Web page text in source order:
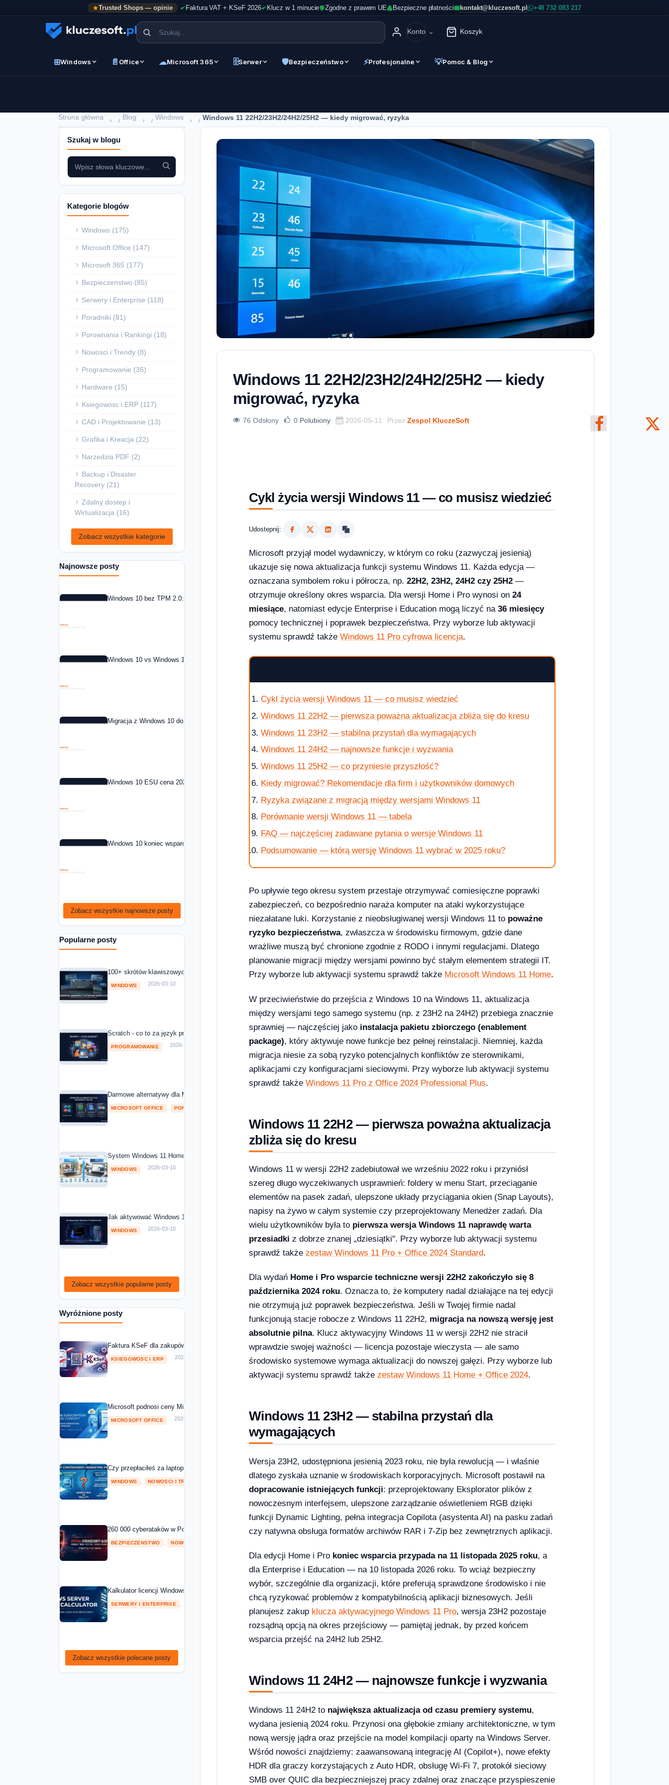
Trusted Shops — opinie Faktura VAT + KSeF 2026 Klucz w 1 minucie Zgodne z prawem UE Bezpieczne płatności kontakt@kluczesoft.pl
Konto Koszyk
⊞Windows 📄 Office ☁Microsoft 365 🗄Serwer 🛡Bezpieczeństwo ⚡Profesjonalne 💡Pomoc & Blog
Strona główna › Blog › Windows › Windows 11 22H2/23H2/24H2/25H2 — kiedy migrować, ryzyka
Szukaj w blogu
Kategorie blogów
Windows (175)
Microsoft Office (147)
Microsoft 365 (177)
Bezpieczenstwo (85)
Serwery i Enterprise (118)
Poradniki (81)
Porownania i Rankingi (18)
Nowosci i Trendy (8)
Programowanie (35)
Hardware (15)
Ksiegowosc i ERP (117)
CAD i Projektowanie (13)
Grafika i Kreacja (22)
Narzedzia PDF (2)
Backup i Disaster
Recovery (21)
Zdalny dostep i
Wirtualizacja (16)
Zobacz wszystkie kategorie
Najnowsze posty
Windows 10 bez TPM 2.0: co zrobic w 2026?
Windows 10 vs Windows 11: czy warto aktualizowac w 2026?
Migracja z Windows 10 do Windows 11 krok po kroku
Windows 10 ESU cena 2026: co to jest i jak kupic?
Windows 10 koniec wsparcia: co dalej w 2026 roku?
Zobacz wszystkie najnowsze posty
Popularne posty
100+ skrótów klawiszowych Windows 11 i 10 — kompletna ściąga [2026]
WINDOWS 2026-03-10
Scratch - co to za język programowania?
PROGRAMOWANIE 2026-03-10
Darmowe alternatywy dla Microsoft Office — porównanie 6 pakietów w 2026
MICROSOFT OFFICE POROWNANIA I RANKINGI
System Windows 11 Home vs Windows 11 Pro – porównanie wersji systemów operacyjny
WINDOWS 2026-03-10
Jak aktywować Windows 11 telefonicznie — aktywacja przez telefon krok po kroku [2026]
WINDOWS 2026-03-10
Zobacz wszystkie popularne posty
Wyróżnione posty
Faktura KSeF dla zakupów Microsoft 2026 — co musi wiedzieć dział IT i księgowość
KSIEGOWOSC I ERP 2026-05-01
Microsoft podnosi ceny Microsoft 365 o 13-33% od lipca 2026 — co to oznacza dla Twojej firmy?
MICROSOFT OFFICE 2026-04-08
Czy przepłaciłeś za laptopa z NPU? Microsoft zmienił reguły — producenci i użytkownicy na lodzie
WINDOWS NOWOSCI I TRENDY
260 000 cyberataków w Polsce w 2025 roku — a 71% małych firm wciąż twierdzi, że to ich nie dotyczy
BEZPIECZENSTWO NOWOSCI I TRENDY
Kalkulator licencji Windows Server — oblicz ile potrzebujesz [2026]
SERWERY I ENTERPRISE 2026-04-03
Zobacz wszystkie polecane posty
Windows 11 22H2/23H2/24H2/25H2 — kiedy
migrować, ryzyka
76 Odsłony 0 Polubiony 2026-05-11 Przez Zespol KluczeSoft
Cykl życia wersji Windows 11 — co musisz wiedzieć
Udostepnij:
Microsoft przyjął model wydawniczy, w którym co roku (zazwyczaj jesienią)
ukazuje się nowa aktualizacja funkcji systemu Windows 11. Każda edycja —
oznaczana symbolem roku i półrocza, np. 22H2, 23H2, 24H2 czy 25H2 —
otrzymuje określony okres wsparcia. Dla wersji Home i Pro wynosi on 24
miesiące, natomiast edycje Enterprise i Education mogą liczyć na 36 miesięcy
pomocy technicznej i poprawek bezpieczeństwa. Przy wyborze lub aktywacji
systemu sprawdź także Windows 11 Pro cyfrowa licencja.
Cykl życia wersji Windows 11 — co musisz wiedzieć
Windows 11 22H2 — pierwsza poważna aktualizacja zbliża się do kresu
Windows 11 23H2 — stabilna przystań dla wymagających
Windows 11 24H2 — najnowsze funkcje i wyzwania
Windows 11 25H2 — co przyniesie przyszłość?
Kiedy migrować? Rekomendacje dla firm i użytkowników domowych
Ryzyka związane z migracją między wersjami Windows 11
Porównanie wersji Windows 11 — tabela
FAQ — najczęściej zadawane pytania o wersje Windows 11
Podsumowanie — którą wersję Windows 11 wybrać w 2025 roku?
Po upływie tego okresu system przestaje otrzymywać comiesięczne poprawki
zabezpieczeń, co bezpośrednio naraża komputer na ataki wykorzystujące
niezałatane luki. Korzystanie z nieobsługiwanej wersji Windows 11 to poważne
ryzyko bezpieczeństwa, zwłaszcza w środowisku firmowym, gdzie dane
wrażliwe muszą być chronione zgodnie z RODO i innymi regulacjami. Dlatego
planowanie migracji między wersjami powinno być stałym elementem strategii IT.
Przy wyborze lub aktywacji systemu sprawdź także Microsoft Windows 11 Home.
W przeciwieństwie do przejścia z Windows 10 na Windows 11, aktualizacja
między wersjami tego samego systemu (np. z 23H2 na 24H2) przebiega znacznie
sprawniej — najczęściej jako instalacja pakietu zbiorczego (enablement
package), który aktywuje nowe funkcje bez pełnej reinstalacji. Niemniej, każda
migracja niesie za sobą ryzyko potencjalnych konfliktów ze sterownikami,
aplikacjami czy konfiguracjami sieciowymi. Przy wyborze lub aktywacji systemu
sprawdź także Windows 11 Pro z Office 2024 Professional Plus.
Windows 11 22H2 — pierwsza poważna aktualizacja
zbliża się do kresu
Windows 11 w wersji 22H2 zadebiutował we wrześniu 2022 roku i przyniósł
szereg długo wyczekiwanych usprawnień: foldery w menu Start, przeciąganie
elementów na pasek zadań, ulepszone układy przyciągania okien (Snap Layouts),
napisy na żywo w całym systemie czy przeprojektowany Menedżer zadań. Dla
wielu użytkowników była to pierwsza wersja Windows 11 naprawdę warta
przesiadki z dobrze znanej „dziesiątki". Przy wyborze lub aktywacji systemu
sprawdź także zestaw Windows 11 Pro + Office 2024 Standard.
Dla wydań Home i Pro wsparcie techniczne wersji 22H2 zakończyło się 8
października 2024 roku. Oznacza to, że komputery nadal działające na tej edycji
nie otrzymują już poprawek bezpieczeństwa. Jeśli w Twojej firmie nadal
funkcjonują stacje robocze z Windows 11 22H2, migracja na nowszą wersję jest
absolutnie pilna. Klucz aktywacyjny Windows 11 w wersji 22H2 nie stracił
wprawdzie swojej ważności — licencja pozostaje wieczysta — ale samo
środowisko systemowe wymaga aktualizacji do nowszej gałęzi. Przy wyborze lub
aktywacji systemu sprawdź także zestaw Windows 11 Home + Office 2024.
Windows 11 23H2 — stabilna przystań dla
wymagających
Wersja 23H2, udostępniona jesienią 2023 roku, nie była rewolucją — i właśnie
dlatego zyskała uznanie w środowiskach korporacyjnych. Microsoft postawił na
dopracowanie istniejących funkcji: przeprojektowany Eksplorator plików z
nowoczesnym interfejsem, ulepszone zarządzanie oświetleniem RGB dzięki
funkcji Dynamic Lighting, pełna integracja Copilota (asystenta AI) na pasku zadań
czy natywna obsługa formatów archiwów RAR i 7-Zip bez zewnętrznych aplikacji.
Dla edycji Home i Pro koniec wsparcia przypada na 11 listopada 2025 roku, a
dla Enterprise i Education — na 10 listopada 2026 roku. To wciąż bezpieczny
wybór, szczególnie dla organizacji, które preferują sprawdzone środowisko i nie
chcą ryzykować problemów z kompatybilnością aplikacji biznesowych. Jeśli
planujesz zakup klucza aktywacyjnego Windows 11 Pro, wersja 23H2 pozostaje
rozsądną opcją na okres przejściowy — pamiętaj jednak, by przed końcem
wsparcia przejść na 24H2 lub 25H2.
Windows 11 24H2 — najnowsze funkcje i wyzwania
Windows 11 24H2 to największa aktualizacja od czasu premiery systemu,
wydana jesienią 2024 roku. Przynosi ona głębokie zmiany architektoniczne, w tym
nową wersję jądra oraz przejście na model kompilacji oparty na Windows Server.
Wśród nowości znajdziemy: zaawansowaną integrację AI (Copilot+), nowe efekty
HDR dla graczy korzystających z Auto HDR, obsługę Wi-Fi 7, protokół sieciowy
SMB over QUIC dla bezpieczniejszej pracy zdalnej oraz znaczące przyspieszenie